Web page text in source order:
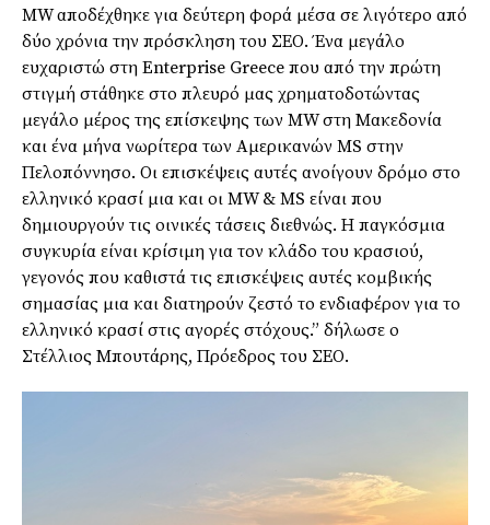
MW αποδέχθηκε για δεύτερη φορά μέσα σε λιγότερο από
δύο χρόνια την πρόσκληση του ΣΕΟ. Ένα μεγάλο
ευχαριστώ στη Enterprise Greece που από την πρώτη
στιγμή στάθηκε στο πλευρό μας χρηματοδοτώντας
μεγάλο μέρος της επίσκεψης των MW στη Μακεδονία
και ένα μήνα νωρίτερα των Αμερικανών MS στην
Πελοπόννησο. Οι επισκέψεις αυτές ανοίγουν δρόμο στο
ελληνικό κρασί μια και οι MW & MS είναι που
δημιουργούν τις οινικές τάσεις διεθνώς. Η παγκόσμια
συγκυρία είναι κρίσιμη για τον κλάδο του κρασιού,
γεγονός που καθιστά τις επισκέψεις αυτές κομβικής
σημασίας μια και διατηρούν ζεστό το ενδιαφέρον για το
ελληνικό κρασί στις αγορές στόχους.” δήλωσε ο
Στέλλιος Μπουτάρης, Πρόεδρος του ΣΕΟ.